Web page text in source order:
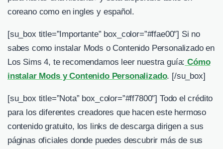
coreano como en ingles y español.
[su_box title=”Importante” box_color=”#ffae00″] Si no
sabes como instalar Mods o Contenido Personalizado en
Los Sims 4, te recomendamos leer nuestra guía: Cómo
instalar Mods y Contenido Personalizado. [/su_box]
[su_box title=”Nota” box_color=”#ff7800″] Todo el crédito
para los diferentes creadores que hacen este hermoso
contenido gratuito, los links de descarga dirigen a sus
páginas oficiales donde puedes descubrir más de sus